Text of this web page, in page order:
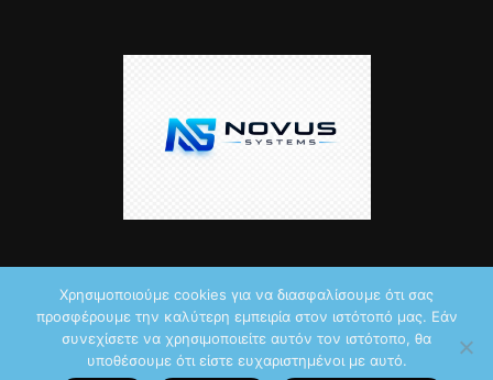
© 2026 by iTechNews.gr
Χρησιμοποιούμε cookies για να διασφαλίσουμε ότι σας
προσφέρουμε την καλύτερη εμπειρία στον ιστότοπό μας. Εάν
συνεχίσετε να χρησιμοποιείτε αυτόν τον ιστότοπο, θα
υποθέσουμε ότι είστε ευχαριστημένοι με αυτό.